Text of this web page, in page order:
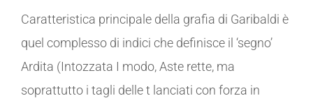
Caratteristica principale della grafia di Garibaldi è
quel complesso di indici che definisce il ‘segno’
Ardita (Intozzata I modo, Aste rette, ma
soprattutto i tagli delle t lanciati con forza in